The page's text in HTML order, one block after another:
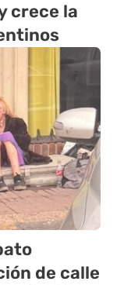
crece la
de calle